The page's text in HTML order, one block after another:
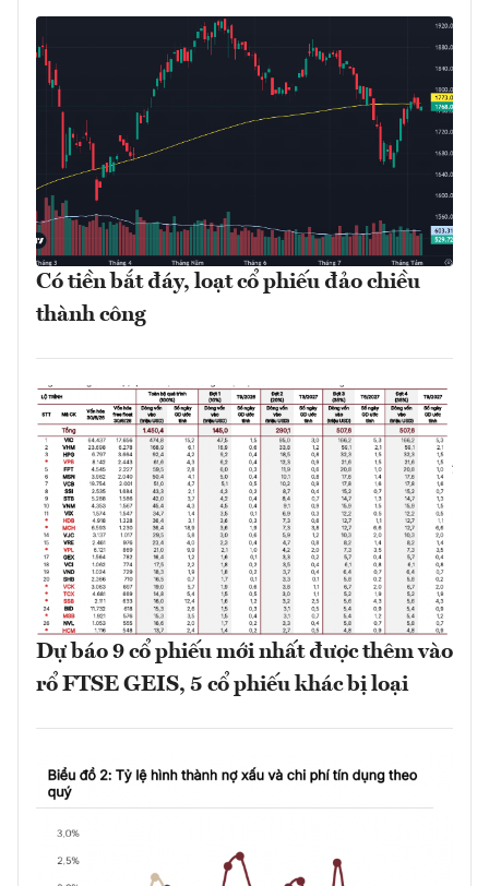
Có tiền bắt đáy, loạt cổ phiếu đảo chiều
thành công
Dự báo 9 cổ phiếu mới nhất được thêm vào
rổ FTSE GEIS, 5 cổ phiếu khác bị loại